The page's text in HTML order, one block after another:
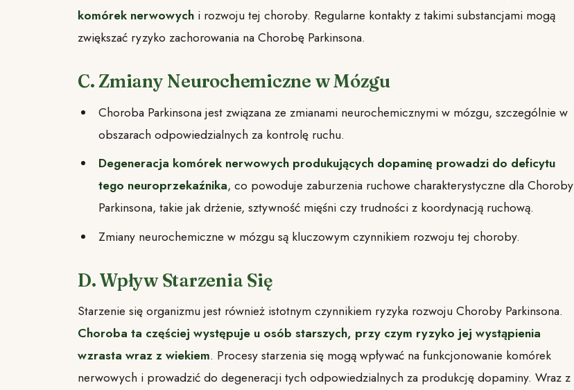
komórek nerwowych i rozwoju tej choroby. Regularne kontakty z takimi substancjami mogą
zwiększać ryzyko zachorowania na Chorobę Parkinsona.
C. Zmiany Neurochemiczne w Mózgu
Choroba Parkinsona jest związana ze zmianami neurochemicznymi w mózgu, szczególnie w
obszarach odpowiedzialnych za kontrolę ruchu.
Degeneracja komórek nerwowych produkujących dopaminę prowadzi do deficytu
tego neuroprzekaźnika, co powoduje zaburzenia ruchowe charakterystyczne dla Choroby
Parkinsona, takie jak drżenie, sztywność mięśni czy trudności z koordynacją ruchową.
Zmiany neurochemiczne w mózgu są kluczowym czynnikiem rozwoju tej choroby.
D. Wpływ Starzenia Się
Starzenie się organizmu jest również istotnym czynnikiem ryzyka rozwoju Choroby Parkinsona.
Choroba ta częściej występuje u osób starszych, przy czym ryzyko jej wystąpienia
wzrasta wraz z wiekiem. Procesy starzenia się mogą wpływać na funkcjonowanie komórek
nerwowych i prowadzić do degeneracji tych odpowiedzialnych za produkcję dopaminy. Wraz z